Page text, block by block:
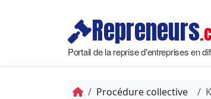
Repreneurs
Portail de la reprise d'entreprises en
Procédure collective